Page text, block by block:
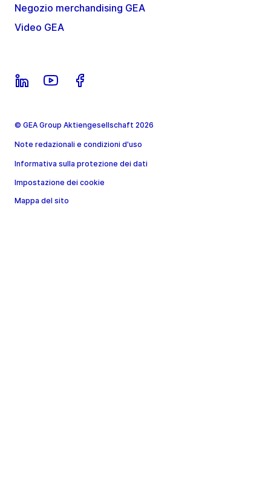
Negozio merchandising GEA
Video GEA
© GEA Group Aktiengesellschaft 2026
Note redazionali e condizioni d'uso
Informativa sulla protezione dei dati
Impostazione dei cookie
Mappa del sito